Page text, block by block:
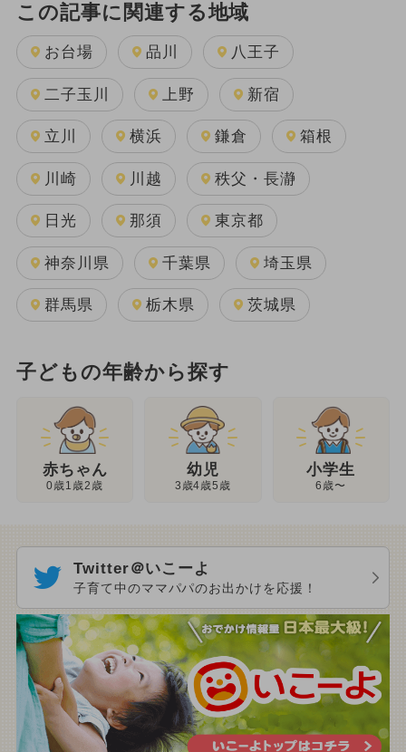
この記事に関連する地域
お台場 品川 八王子
二子玉川 上野 新宿
立川 横浜 鎌倉 箱根
川崎 川越 秩父・長瀞
日光 那須 東京都
神奈川県 千葉県 埼玉県
群馬県 栃木県 茨城県
子どもの年齢から探す
赤ちゃん
0歳1歳2歳
幼児
3歳4歳5歳
小学生
6歳〜
Twitter＠いこーよ
子育て中のママパパのお出かけを応援！